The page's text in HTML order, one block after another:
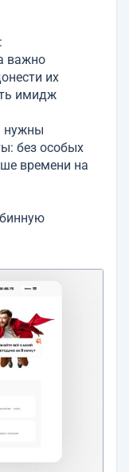
важно
их
имидж
нужны
без особых
времени на